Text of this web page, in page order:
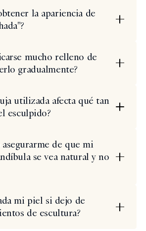
la apariencia de
mucho relleno de
gradualmente?
utilizada afecta qué tan
esculpido?
de que mi
se vea natural y no
mi piel si dejo de
de escultura?